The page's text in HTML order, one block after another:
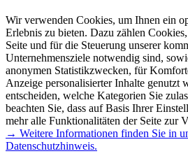
Wir verwenden Cookies, um Ihnen ein
Erlebnis zu bieten. Dazu zählen
Seite und für die Steuerung unserer
Unternehmensziele notwendig sind,
anonymen Statistikzwecken, für
Anzeige personalisierter Inhalte genutzt
entscheiden, welche Kategorien Sie
beachten Sie, dass auf Basis Ihrer
mehr alle Funktionalitäten der Seite zur
→ Weitere Informationen finden Sie in
Datenschutzhinweis.